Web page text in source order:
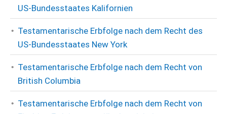
US-Bundesstaates Kalifornien
Testamentarische Erbfolge nach dem Recht des
US-Bundesstaates New York
Testamentarische Erbfolge nach dem Recht von
British Columbia
Testamentarische Erbfolge nach dem Recht von